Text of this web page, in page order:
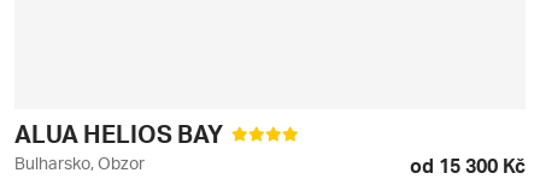
ALUA HELIOS BAY
Bulharsko, Obzor od 15 300 Kč